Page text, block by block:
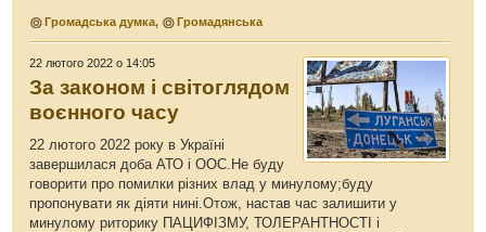
Громадська думка, Громадянська
22 лютого 2022 о 14:05
За законом і світоглядом
воєнного часу
22 лютого 2022 року в Україні
завершилася доба АТО і ООС.Не буду
говорити про помилки різних влад у минулому;буду
пропонувати як діяти нині.Отож, настав час залишити у
минулому риторику ПАЦИФІЗМУ, ТОЛЕРАНТНОСТІ і